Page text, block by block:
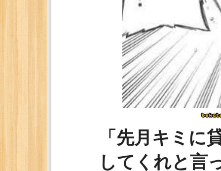
「先月キミ
してくれと言